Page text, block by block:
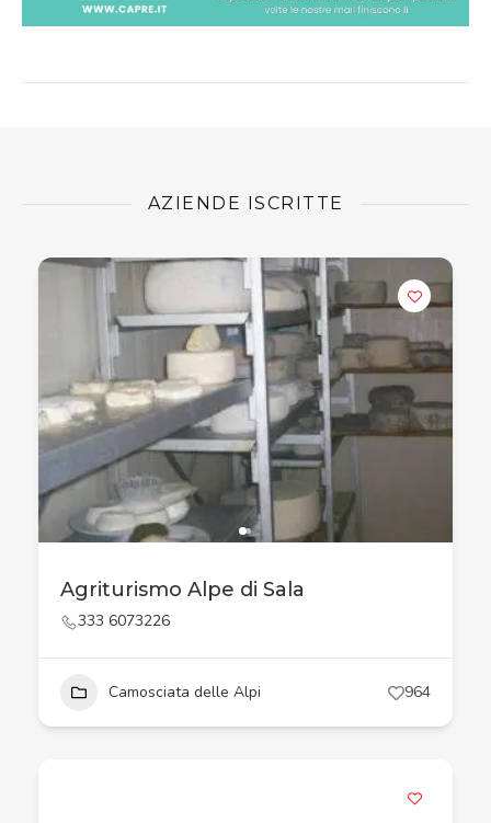
AZIENDE ISCRITTE
Agriturismo Alpe di Sala
333 6073226
Camosciata delle Alpi 964